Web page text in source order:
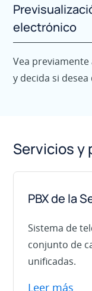
electrónico
Vea
y decida si
Servicios y
PBX de la
Sistema de
conjunto de
unificadas.
Leer más